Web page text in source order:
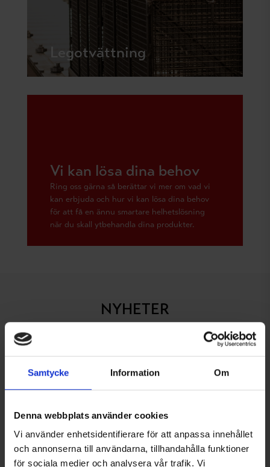
Samtycke Information Om
Denna webbplats använder cookies
Vi använder enhetsidentifierare för att anpassa innehållet
och annonserna till användarna, tillhandahålla funktioner
för sociala medier och analysera vår trafik. Vi
Legotvättning
Vi kan lösa dina behov
Ring oss gärna så berättar vi mer om vad vi
kan erbjuda och hur vi kan lösa dina behov
för att få en ännu smartare helhetslösning
när du skall ytbehandla dina produkter.
NYHETER